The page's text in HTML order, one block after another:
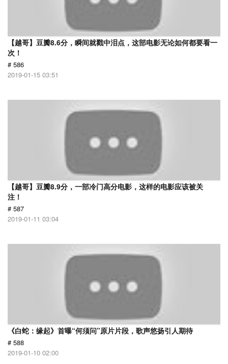
【越哥】豆瓣8.6分，瞬间就戳中泪点，这部电影无论如何都要看一
次！
# 586
2019-01-15 03:51
【越哥】豆瓣8.9分，一部冷门高分电影，这样的电影应该被关
注！
# 587
2019-01-11 03:04
《白蛇：缘起》首曝“何须问”原片片段，歌声悠扬引人期待
# 588
2019-01-10 02:00